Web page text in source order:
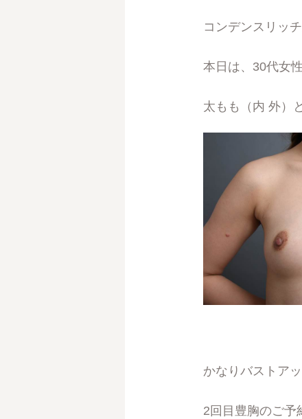
コンデンスリッ
本日は、30代女性
太もも（内 外）
かなりバストア
2回目豊胸のご予